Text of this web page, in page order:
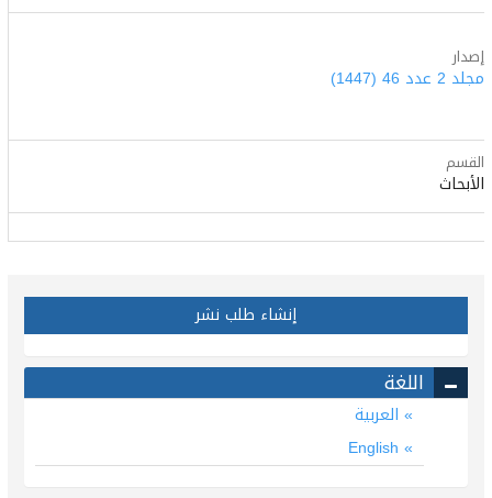
إصدار
مجلد 2 عدد 46 (1447)
القسم
الأبحاث
إنشاء طلب نشر
اللغة
العربية
English